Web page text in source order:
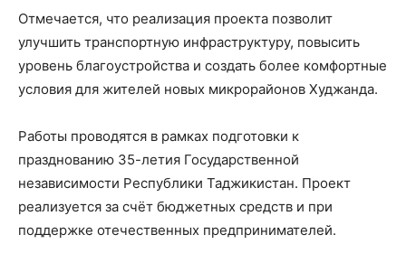
Отмечается, что реализация проекта позволит
улучшить транспортную инфраструктуру, повысить
уровень благоустройства и создать более комфортные
условия для жителей новых микрорайонов Худжанда.
Работы проводятся в рамках подготовки к
празднованию 35-летия Государственной
независимости Республики Таджикистан. Проект
реализуется за счёт бюджетных средств и при
поддержке отечественных предпринимателей.